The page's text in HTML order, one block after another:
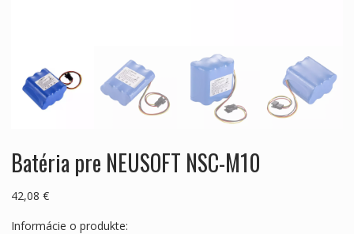
Batéria pre NEUSOFT NSC-M10
42,08 €
Informácie o produkte: